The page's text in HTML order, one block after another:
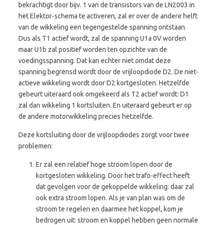
bekrachtigt door bijv. 1 van de transistors van de LN2003 in
het Elektor-schema te activeren, zal er over de andere helft
van de wikkeling een tegengestelde spanning ontstaan.
Dus als T1 actief wordt, zal de spanning U1a 0V worden
maar U1b zal positief worden ten opzichte van de
voedingsspanning. Dat kan echter niet omdat deze
spanning begrensd wordt door de vrijloopdiode D2. De niet-
actieve wikkeling wordt door D2 kortgesloten. Hetzelfde
gebeurt uiteraard ook omgekeerd als T2 actief wordt: D1
zal dan wikkeling 1 kortsluiten. En uiteraard gebeurt er op
de andere motorwikkeling precies hetzelfde.
Deze kortsluiting door de vrijloopdiodes zorgt voor twee
problemen:
Er zal een relatief hoge stroom lopen door de
kortgesloten wikkeling. Door het trafo-effect heeft
dat gevolgen voor de gekoppelde wikkeling: daar zal
ook extra stroom lopen. Als je van plan was om de
stroom te regelen en daarmee het koppel, kom je
bedrogen uit: stroom en koppel hebben geen normale